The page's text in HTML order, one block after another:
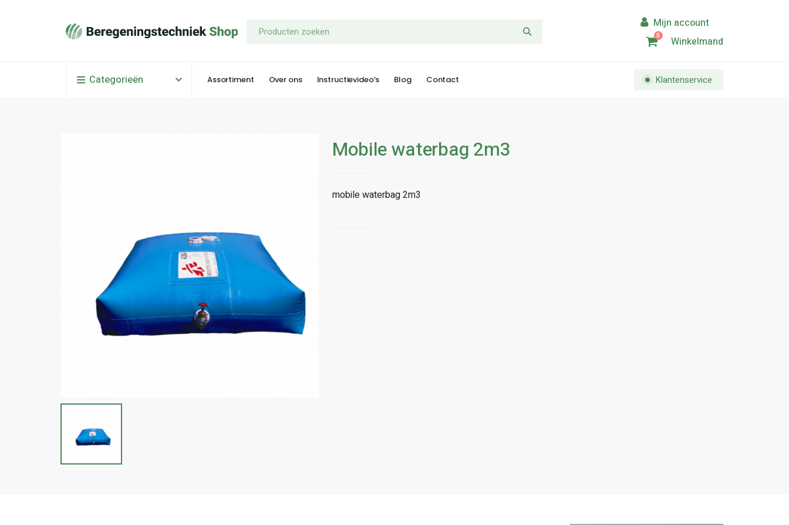
0 Winkelmand
Categorieën Assortiment Over ons Instructievideo’s Blog Contact Klantenservice
Mobile waterbag 2m3
mobile waterbag 2m3